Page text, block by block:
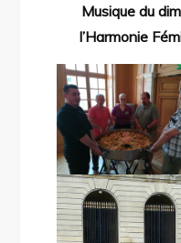
Musique du
l’Harmonie